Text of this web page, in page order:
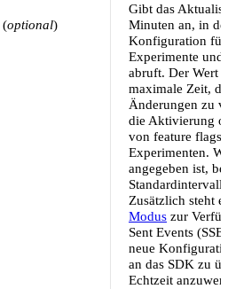
(optional)
Gibt das
Minuten an, in
Konfiguration
Experimente und
abruft. Der Wert
maximale Zeit,
Änderungen zu
die Aktivierung
von feature flags
Experimenten.
angegeben ist,
Zusätzlich steht
Modus zur
Sent Events
neue
an das SDK zu
Echtzeit